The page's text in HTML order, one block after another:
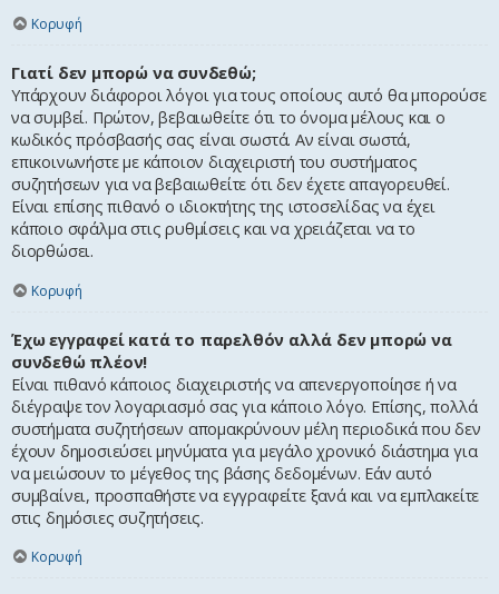
Κορυφή
Γιατί δεν μπορώ να συνδεθώ;
Υπάρχουν διάφοροι λόγοι για τους οποίους αυτό θα μπορούσε
να συμβεί. Πρώτον, βεβαιωθείτε ότι το όνομα μέλους και ο
κωδικός πρόσβασής σας είναι σωστά. Αν είναι σωστά,
επικοινωνήστε με κάποιον διαχειριστή του συστήματος
συζητήσεων για να βεβαιωθείτε ότι δεν έχετε απαγορευθεί.
Είναι επίσης πιθανό ο ιδιοκτήτης της ιστοσελίδας να έχει
κάποιο σφάλμα στις ρυθμίσεις και να χρειάζεται να το
διορθώσει.
Κορυφή
Έχω εγγραφεί κατά το παρελθόν αλλά δεν μπορώ να
συνδεθώ πλέον!
Είναι πιθανό κάποιος διαχειριστής να απενεργοποίησε ή να
διέγραψε τον λογαριασμό σας για κάποιο λόγο. Επίσης, πολλά
συστήματα συζητήσεων απομακρύνουν μέλη περιοδικά που δεν
έχουν δημοσιεύσει μηνύματα για μεγάλο χρονικό διάστημα για
να μειώσουν το μέγεθος της βάσης δεδομένων. Εάν αυτό
συμβαίνει, προσπαθήστε να εγγραφείτε ξανά και να εμπλακείτε
στις δημόσιες συζητήσεις.
Κορυφή